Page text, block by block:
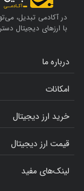
در آکادمی تبدیل،
با ارزهای دیجیتال
درباره ما
امکانات
خرید ارز دیجیتال
قیمت ارز دیجیتال
لینک‌های مفید